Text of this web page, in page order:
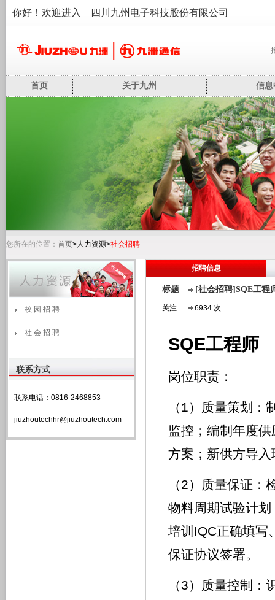
你好！欢迎进入 四川九州电子科技股份有限公司
首页 关于九州 信
您所在的位置： 首页>人力资源>社会招聘
校 园 招 聘
社 会 招 聘
联系方式
联系电话：0816-2468853
jiuzhoutechhr@jiuzhoutech.com
招聘信息
标题 [社会招聘]SQE工程
关注 6934 次
SQE工程师
岗位职责：
（1）质量策划
监控；编制年度
方案；新供方导
（2）质量保证
物料周期试验计
培训IQC正确填写
保证协议签署。
（3）质量控制